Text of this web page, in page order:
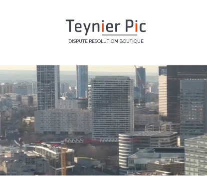
DISPUTE RESOLUTION BOUTIQUE